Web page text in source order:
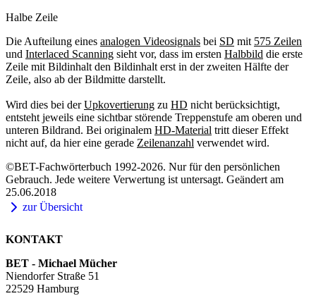
Halbe Zeile
Die Aufteilung eines analogen Videosignals bei SD mit 575 Zeilen
und Interlaced Scanning sieht vor, dass im ersten Halbbild die erste
Zeile mit Bildinhalt den Bildinhalt erst in der zweiten Hälfte der
Zeile, also ab der Bildmitte darstellt.
Wird dies bei derUpkovertierung zu HD nicht berücksichtigt,
entsteht jeweils eine sichtbar störende Treppenstufe am oberen und
unteren Bildrand. Bei originalem HD-Material tritt dieser Effekt
nicht auf, da hier eine gerade Zeilenanzahl verwendet wird.
©BET-Fachwörterbuch 1992-2026. Nur für den persönlichen
Gebrauch. Jede weitere Verwertung ist untersagt. Geändert am
25.06.2018
zur Übersicht
KONTAKT
BET - Michael Mücher
Niendorfer Straße 51
22529 Hamburg